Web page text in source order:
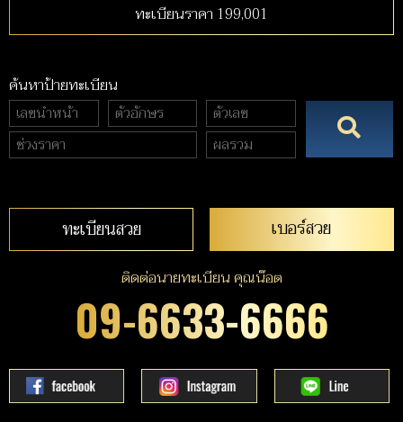
ทะเบียนราคา 199,001
ค้นหาป้ายทะเบียน
ทะเบียนสวย เบอร์สวย
ติดต่อนายทะเบียน คุณน๊อต
09-6633-6666